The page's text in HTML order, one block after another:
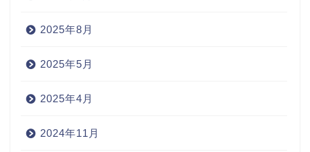
2025年8月
2025年5月
2025年4月
2024年11月